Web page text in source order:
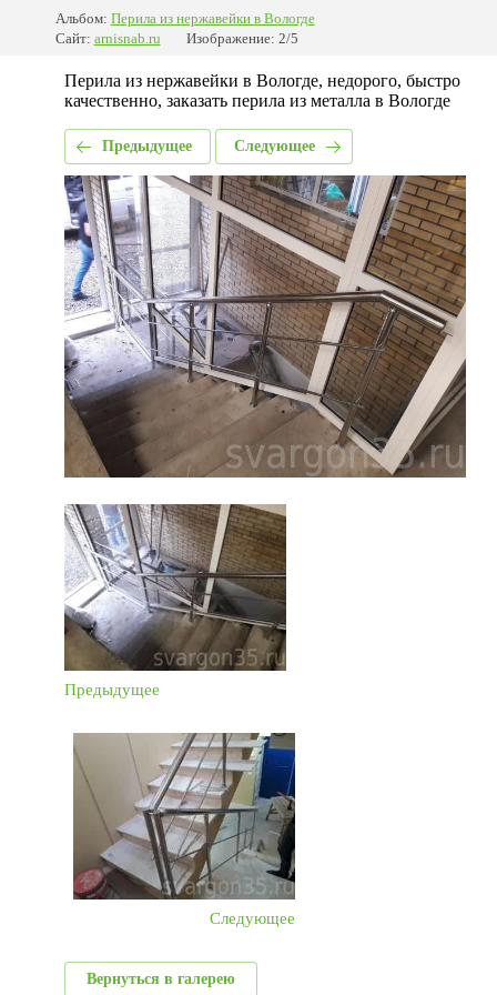
Альбом: Перила из нержавейки в Вологде
Сайт: arnisnab.ru Изображение: 2/5
Перила из нержавейки в Вологде, недорого, быстро
качественно, заказать перила из металла в Вологде
Предыдущее Следующее
Предыдущее
Следующее
Вернуться в галерею